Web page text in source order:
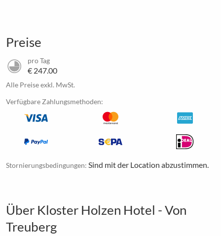
Preise
pro Tag
€ 247.00
Alle Preise exkl. MwSt.
Verfügbare Zahlungsmethoden:
Stornierungsbedingungen: Sind mit der Location abzustimmen.
Über Kloster Holzen Hotel - Von
Treuberg